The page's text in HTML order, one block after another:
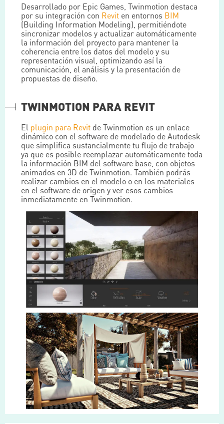
Desarrollado por Epic Games, Twinmotion destaca
por su integración con Revit en entornos BIM
(Building Information Modeling), permitiéndote
sincronizar modelos y actualizar automáticamente
la información del proyecto para mantener la
coherencia entre los datos del modelo y su
representación visual, optimizando así la
comunicación, el análisis y la presentación de
propuestas de diseño.
TWINMOTION PARA REVIT
El plugin para Revit de Twinmotion es un enlace
dinámico con el software de modelado de Autodesk
que simplifica sustancialmente tu flujo de trabajo
ya que es posible reemplazar automáticamente toda
la información BIM del software base, con objetos
animados en 3D de Twinmotion. También podrás
realizar cambios en el modelo o en los materiales
en el software de origen y ver esos cambios
inmediatamente en Twinmotion.